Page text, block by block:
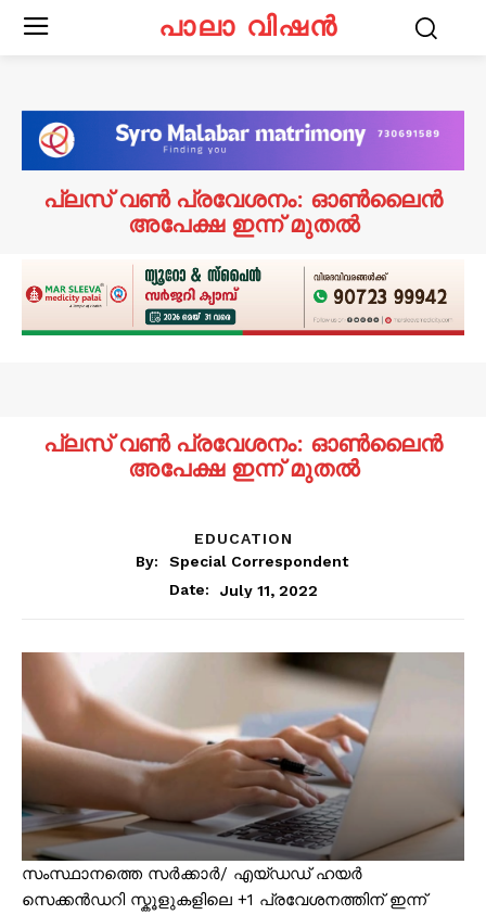
പാലാ വിഷൻ
പ്ലസ് വൺ പ്രവേശനം: ഓൺലൈൻ
അപേക്ഷ ഇന്ന് മുതൽ
പ്ലസ് വൺ പ്രവേശനം: ഓൺലൈൻ
അപേക്ഷ ഇന്ന് മുതൽ
EDUCATION
By:
Special Correspondent
Date:
July 11, 2022
സംസ്ഥാനത്തെ സർക്കാർ/ എയ്ഡഡ് ഹയർ
സെക്കൻഡറി സ്കൂളുകളിലെ +1 പ്രവേശനത്തിന് ഇന്ന്